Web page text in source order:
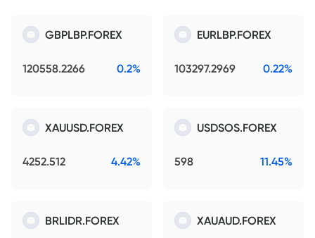
GBPLBP.FOREX
120558.2266 0.2%
EURLBP.FOREX
103297.2969 0.22%
XAUUSD.FOREX
4252.512 4.42%
USDSOS.FOREX
598 11.45%
BRLIDR.FOREX XAUAUD.FOREX